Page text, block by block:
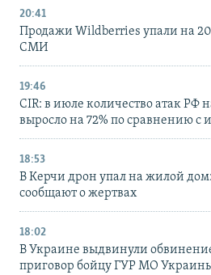
20:41
Продажи Wildberries упали на
СМИ
19:46
CIR: в июле количество атак РФ
выросло на 72% по сравнению с
18:53
В Керчи дрон упал на жилой
сообщают о жертвах
18:02
В Украине выдвинули
приговор бойцу ГУР МО